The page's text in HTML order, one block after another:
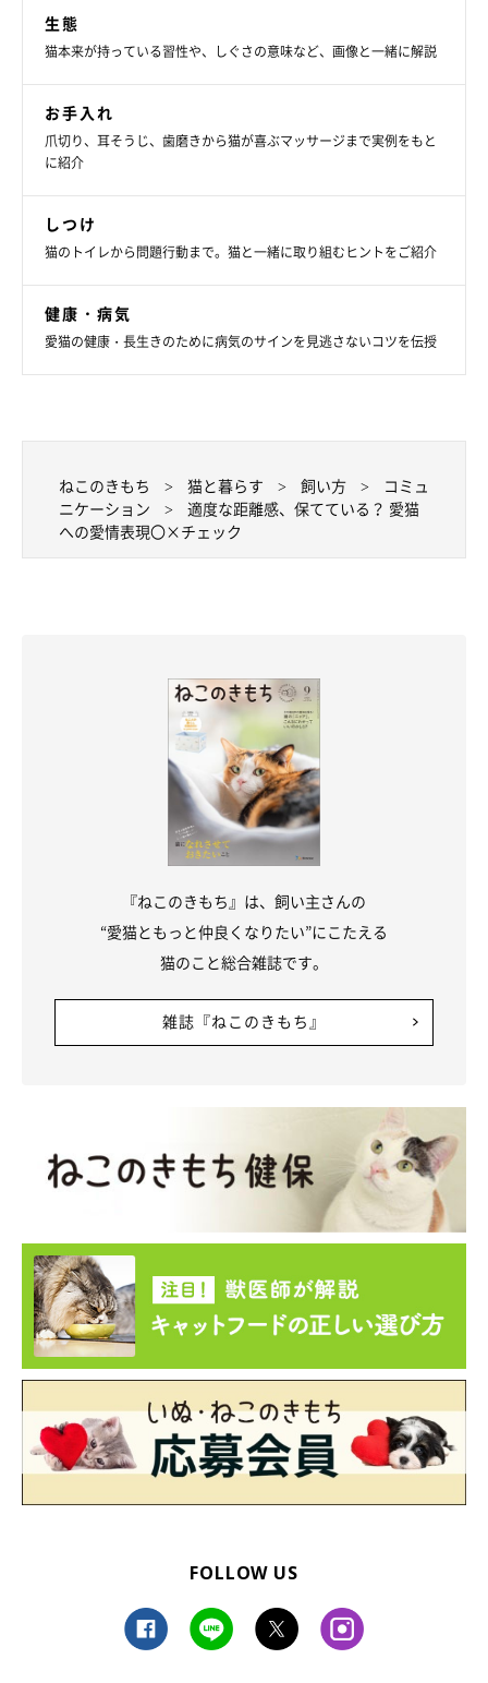
生態
猫本来が持っている習性や、しぐさの意味など、画像と一緒に解説
お手入れ
爪切り、耳そうじ、歯磨きから猫が喜ぶマッサージまで実例をもと
に紹介
しつけ
猫のトイレから問題行動まで。猫と一緒に取り組むヒントをご紹介
健康・病気
愛猫の健康・長生きのために病気のサインを見逃さないコツを伝授
ねこのきもち 猫と暮らす 飼い方
コミュ
ニケーション
適度な距離感、保てている？ 愛猫
への愛情表現〇×チェック
『ねこのきもち』は、飼い主さんの
“愛猫ともっと仲良くなりたい”にこたえる
猫のこと総合雑誌です。
雑誌『ねこのきもち』
FOLLOW US